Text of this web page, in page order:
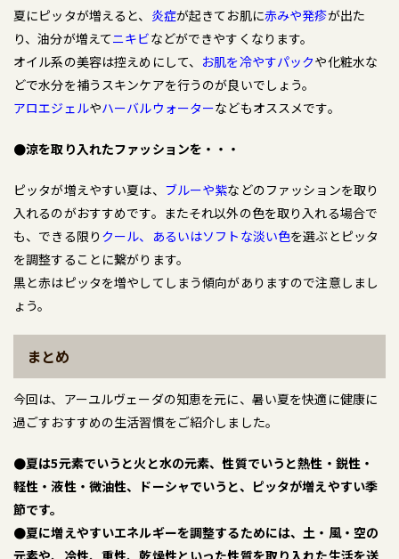
夏にピッタが増えると、 炎症が起きてお肌に赤みや発疹が出た
り、油分が増えてニキビなどができやすくなります。
オイル系の美容は控えめにして、 お肌を冷やすパックや化粧水な
どで水分を補うスキンケアを行うのが良いでしょう。
アロエジェルやハーバルウォーターなどもオススメです。
●涼を取り入れたファッションを・・・
ピッタが増えやすい夏は、 ブルーや紫などのファッションを取り
入れるのがおすすめです。またそれ以外の色を取り入れる場合で
も、できる限り クール、あるいはソフトな淡い色を選ぶとピッタ
を調整することに繋がります。
黒と赤はピッタを増やしてしまう傾向がありますので注意しまし
ょう。
まとめ
今回は、アーユルヴェーダの知恵を元に、暑い夏を快適に健康に
過ごすおすすめの生活習慣をご紹介しました。
●夏は5元素でいうと火と水の元素、性質でいうと熱性・鋭性・
軽性・液性・微油性、ドーシャでいうと、ピッタが増えやすい季
節です。
●夏に増えやすいエネルギーを調整するためには、土・風・空の